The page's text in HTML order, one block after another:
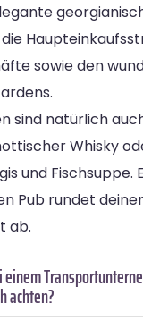
sowie den
sind natürlich
Whisky
und Fischsuppe.
Pub rundet
ab.
achten?